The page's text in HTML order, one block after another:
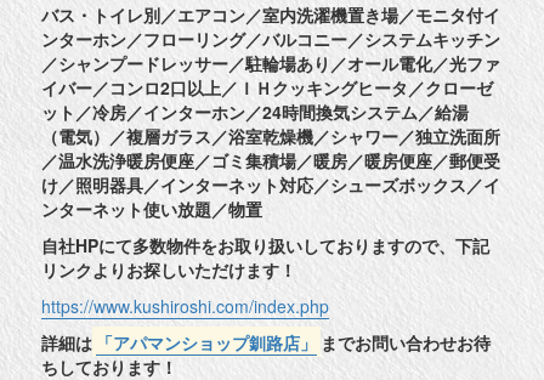
バス・トイレ別／エアコン／室内洗濯機置き場／モニタ付イ
ンターホン／フローリング／バルコニー／システムキッチン
／シャンプードレッサー／駐輪場あり／オール電化／光ファ
イバー／コンロ2口以上／ＩＨクッキングヒータ／クローゼ
ット／冷房／インターホン／24時間換気システム／給湯
（電気）／複層ガラス／浴室乾燥機／シャワー／独立洗面所
／温水洗浄暖房便座／ゴミ集積場／暖房／暖房便座／郵便受
け／照明器具／インターネット対応／シューズボックス／イ
ンターネット使い放題／物置
自社HPにて多数物件をお取り扱いしておりますので、下記
リンクよりお探しいただけます！
https://www.kushiroshi.com/index.php
詳細は 「アパマンショップ釧路店」
までお問い合わせお待
ちしております！